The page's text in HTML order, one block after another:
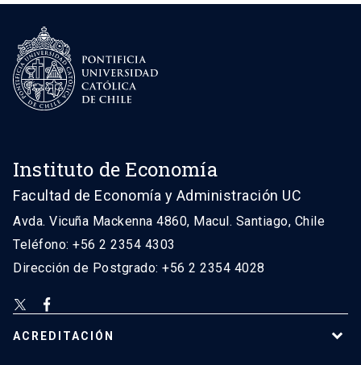
Instituto de Economía
Facultad de Economía y Administración UC
Avda. Vicuña Mackenna 4860, Macul. Santiago, Chile
Teléfono: +56 2 2354 4303
Dirección de Postgrado: +56 2 2354 4028
ACREDITACIÓN